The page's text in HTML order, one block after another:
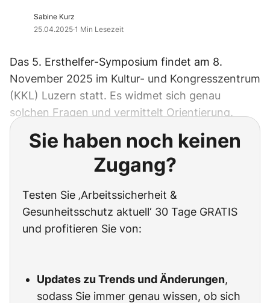
Sabine Kurz
25.04.2025·1 Min Lesezeit
Das 5. Ersthelfer-Symposium findet am 8.
November 2025 im Kultur- und Kongresszentrum
(KKL) Luzern statt. Es widmet sich genau
solchen Fragen und vermittelt Orientierung.
Sie haben noch keinen
Zugang?
Testen Sie ‚Arbeitssicherheit &
Gesunheitsschutz aktuell‘ 30 Tage GRATIS
und profitieren Sie von:
Updates zu Trends und Änderungen,
sodass Sie immer genau wissen, ob sich